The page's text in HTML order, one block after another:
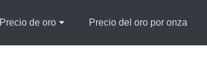
Precio de oro Precio del oro por onza